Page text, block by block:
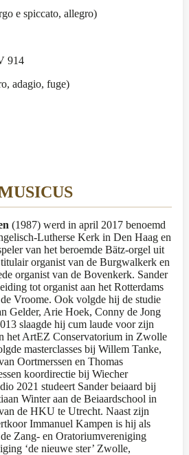
e spiccato, allegro)
914
adagio, fuge)
(1987) werd in april 2017 benoemd
Lutherse Kerk in Den Haag en
van het beroemde Bätz-orgel uit
organist van de Burgwalkerk en
organist van de Bovenkerk. Sander
tot organist aan het Rotterdams
Vroome. Ook volgde hij de studie
Gelder, Arie Hoek, Conny de Jong
slaagde hij cum laude voor zijn
het ArtEZ Conservatorium in Zwolle
masterclasses bij Willem Tanke,
Oortmerssen en Thomas
koordirectie bij Wiecher
2021 studeert Sander beiaard bij
Winter aan de Beiaardschool in
de HKU te Utrecht. Naast zijn
Immanuel Kampen is hij als
Zang- en Oratoriumvereniging
‘de nieuwe ster’ Zwolle,